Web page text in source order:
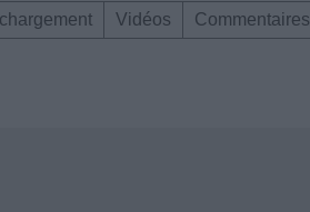
Vidéos Commentaires